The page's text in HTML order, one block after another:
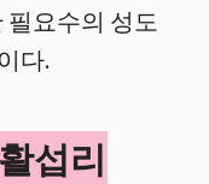
필요수의 성도
다.
섭리